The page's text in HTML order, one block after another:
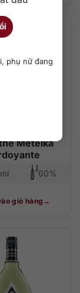
phụ nữ đang
Metelka
60%
giỏ hàng